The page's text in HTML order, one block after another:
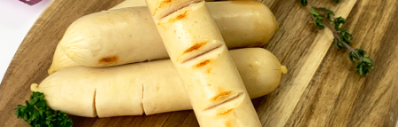
가격대별
콜라겐/비타민
닭가슴살
헬스용품